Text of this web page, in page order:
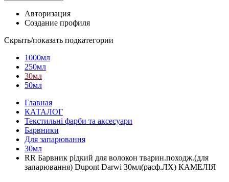
Авторизация
Создание профиля
Скрыть/показать подкатегории
1000мл
250мл
30мл
50мл
Главная
КАТАЛОГ
Текстильні фарби та аксесуари
Барвники
Для запарювання
30мл
RR Барвник рідкий для волокон тварин.походж.(для
запарювання) Dupont Darwi 30мл(расф.ЛХ) КАМЕЛІЯ